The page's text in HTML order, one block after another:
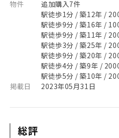
物件
追加購入7件
駅徒歩1分 / 築12年 /
駅徒歩9分 / 築16年 /
駅徒歩9分 / 築11年 /
駅徒歩3分 / 築25年 /
駅徒歩9分 / 築20年 /
駅徒歩4分 / 築9年 /
駅徒歩5分 / 築10年 /
掲載日
2023年05月31日
総評